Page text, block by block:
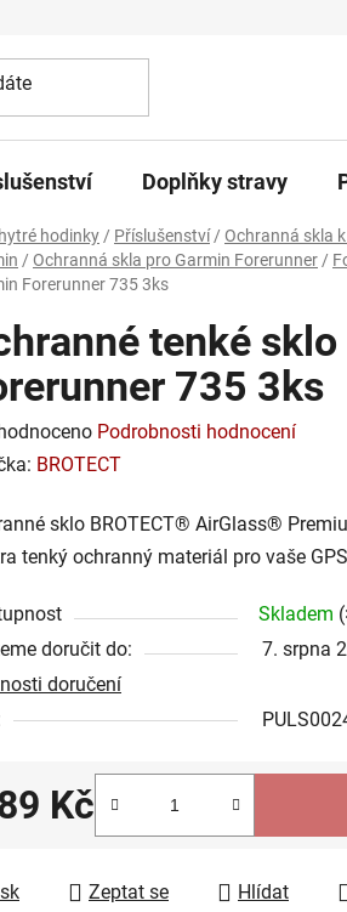
Doplňky stravy
hodinky / Příslušenství / Ochranná skla
/ Ochranná skla pro Garmin Forerunner /
Forerunner 735 3ks
tenké
735 3ks
Podrobnosti hodnocení
BROTECT
sklo BROTECT® AirGlass®
tenký ochranný materiál pro vaše
Skladem (
doručit do:
7. srpna
doručení
Kč
Zeptat se Hlídat